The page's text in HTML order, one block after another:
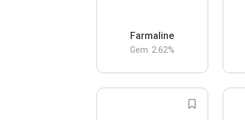
Farmaline
Gem. 2.62%